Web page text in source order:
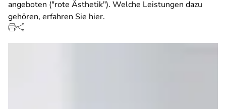
angeboten ("rote Ästhetik"). Welche Leistungen dazu
gehören, erfahren Sie hier.